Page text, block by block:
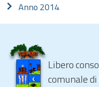
Anno 2014
Libero
comunale di